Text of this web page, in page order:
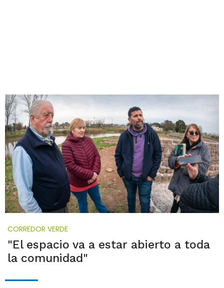
CORREDOR VERDE
"El espacio va a estar abierto a toda
la comunidad"